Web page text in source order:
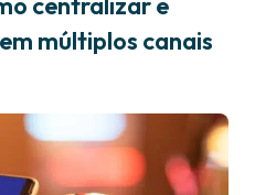
múltiplos canais